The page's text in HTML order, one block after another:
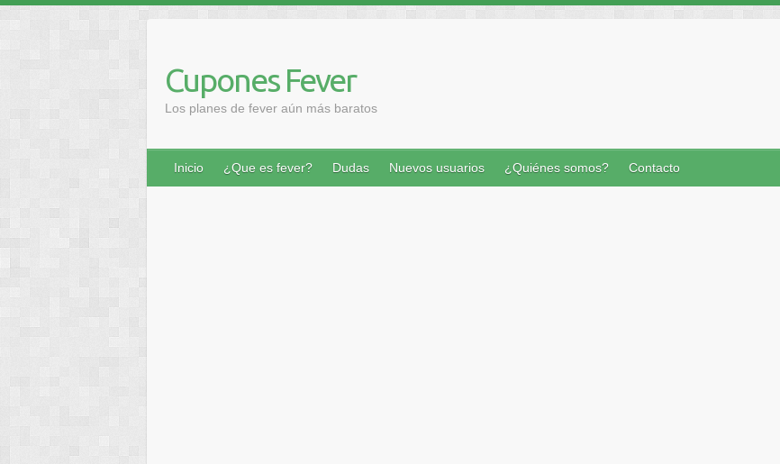
contenido
Cupones Fever
Los planes de fever aún más baratos
Inicio ¿Que es fever? Dudas Nuevos usuarios ¿Quiénes somos? Contacto